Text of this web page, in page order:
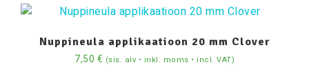
Nuppineula applikaatioon 20 mm Clover
7,50 € (sis. alv • inkl. moms • incl. VAT)